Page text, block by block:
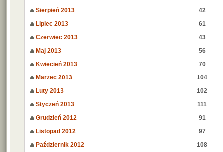
Sierpień 2013
42
Lipiec 2013
61
Czerwiec 2013
43
Maj 2013
56
Kwiecień 2013
70
Marzec 2013
104
Luty 2013
102
Styczeń 2013
111
Grudzień 2012
91
Listopad 2012
97
Październik 2012
108